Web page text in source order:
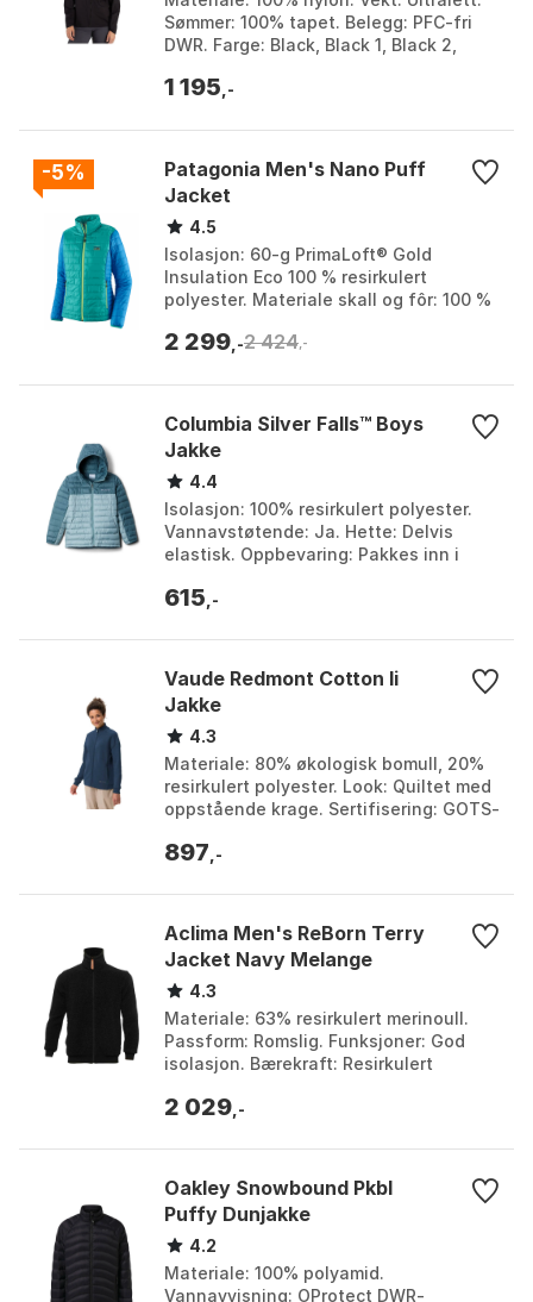
Sømmer: 100% tapet. Belegg: PFC-fri
DWR. Farge: Black, Black 1, Black 2,
Rain clou...
1 195 ,-
-5%
Patagonia Men's Nano Puff
Jacket
4.5
Isolasjon: 60-g PrimaLoft® Gold
Insulation Eco 100 % resirkulert
polyester. Materiale skall og fôr: 100 %
uten PFAS. Passfo...
2 299 ,-2 424,-
Columbia Silver Falls™ Boys
Jakke
4.4
Isolasjon: 100% resirkulert polyester.
Vannavstøtende: Ja. Hette: Delvis
elastisk. Oppbevaring: Pakkes inn i
Compass blue, Niag...
615 ,-
Vaude Redmont Cotton Ii
Jakke
4.3
Materiale: 80% økologisk bomull, 20%
resirkulert polyester. Look: Quiltet med
oppstående krage. Sertifisering: GOTS-
og...
897 ,-
Aclima Men's ReBorn Terry
Jacket Navy Melange
4.3
Materiale: 63% resirkulert merinoull.
Passform: Romslig. Funksjoner: God
isolasjon. Bærekraft: Resirkulert
Light grey mela...
2 029 ,-
Oakley Snowbound Pkbl
Puffy Dunjakke
4.2
Materiale: 100% polyamid.
Vannavvisning: OProtect DWR-